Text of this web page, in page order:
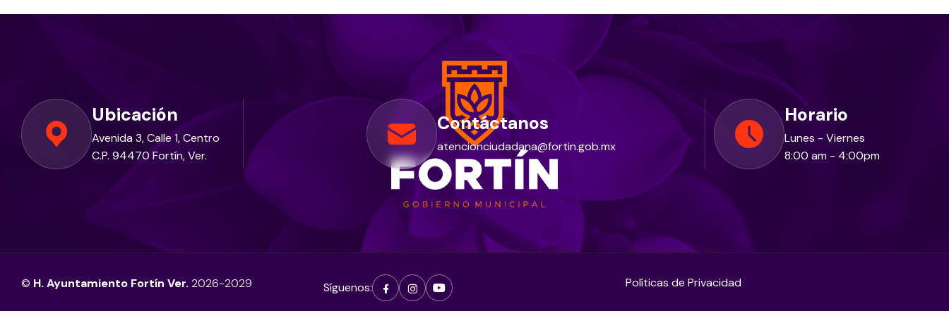
Ubicación
Avenida 3, Calle 1, Centro
C.P. 94470 Fortín, Ver.
Contáctanos
atencionciudadana@fortin.gob.mx
Horario
Lunes - Viernes
8:00 am - 4:00pm
© H. Ayuntamiento Fortín Ver.2026-2029 Síguenos: Políticas de Privacidad